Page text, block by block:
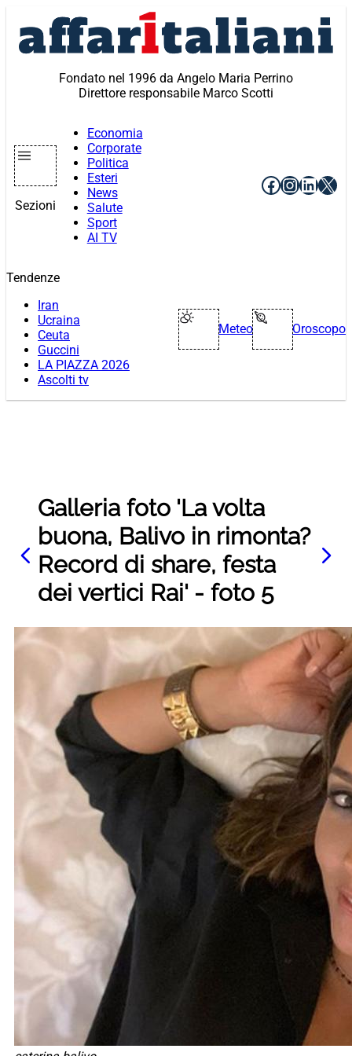
contenuto
Fondato nel 1996 da Angelo Maria Perrino
Direttore responsabile Marco Scotti
Sezioni
Economia
Corporate
Politica
Esteri
News
Salute
Sport
AI TV
Facebook
X
Tendenze
Iran
Ucraina
Ceuta
Guccini
LA PIAZZA 2026
Ascolti tv
Meteo Oroscopo
Galleria foto 'La volta
buona, Balivo in rimonta?
Record di share, festa
dei vertici Rai' - foto 5